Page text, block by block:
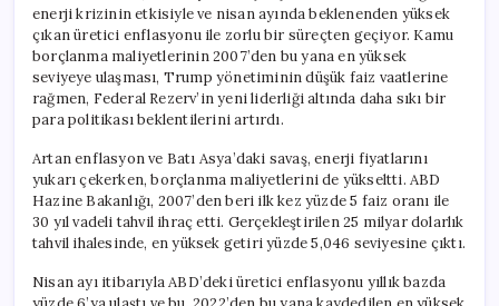
Yıl
Sonra
Bir
Gerçekleşti
için
enerji krizinin etkisiyle ve nisan ayında beklenenden yüksek
çıkan üretici enflasyonu ile zorlu bir süreçten geçiyor. Kamu
borçlanma maliyetlerinin 2007’den bu yana en yüksek
seviyeye ulaşması, Trump yönetiminin düşük faiz vaatlerine
rağmen, Federal Rezerv’in yeni liderliği altında daha sıkı bir
para politikası beklentilerini artırdı.
Artan enflasyon ve Batı Asya’daki savaş, enerji fiyatlarını
yukarı çekerken, borçlanma maliyetlerini de yükseltti. ABD
Hazine Bakanlığı, 2007’den beri ilk kez yüzde 5 faiz oranı ile
30 yıl vadeli tahvil ihraç etti. Gerçekleştirilen 25 milyar dolarlık
tahvil ihalesinde, en yüksek getiri yüzde 5,046 seviyesine çıktı.
Nisan ayı itibarıyla ABD’deki üretici enflasyonu yıllık bazda